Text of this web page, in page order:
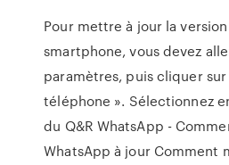
Pour mettre à jour la
smartphone, vous devez
paramètres, puis cliquer
téléphone ». Sélectionnez
du Q&R WhatsApp -
WhatsApp à jour Comment